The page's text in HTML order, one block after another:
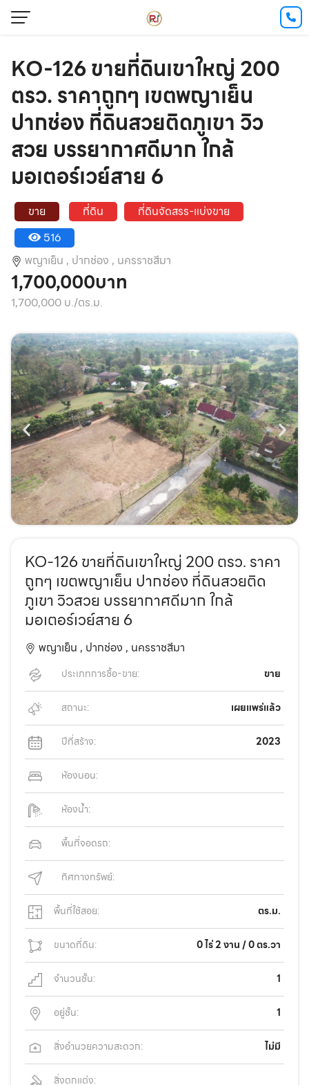
KO-126 ขายที่ดินเขาใหญ่ 200
ตรว. ราคาถูกๆ เขตพญาเย็น
ปากช่อง ที่ดินสวยติดภูเขา วิว
สวย บรรยากาศดีมาก ใกล้
มอเตอร์เวย์สาย 6
ขาย ที่ดิน
ที่ดินจัดสรร-แบ่งขาย
516
พญาเย็น , ปากช่อง , นครราชสีมา
1,700,000บาท
1,700,000 บ./ตร.ม.
KO-126 ขายที่ดินเขาใหญ่ 200 ตรว. ราคา
ถูกๆ เขตพญาเย็น ปากช่อง ที่ดินสวยติด
ภูเขา วิวสวย บรรยากาศดีมาก ใกล้
มอเตอร์เวย์สาย 6
พญาเย็น , ปากช่อง , นครราชสีมา
ประเภทการซื้อ-ขาย: ขาย
สถานะ: เผยแพร่แล้ว
ปีที่สร้าง: 2023
ห้องนอน:
ห้องน้ำ:
พื้นที่จอดรถ:
ทิศทางทรัพย์:
พื้นที่ใช้สอย: ตร.ม.
ขนาดที่ดิน: 0 ไร่ 2 งาน / 0 ตร.วา
จำนวนชั้น: 1
อยู่ชั้น: 1
สิ่งอำนวยความสะดวก: ไม่มี
สิ่งตกแต่ง: